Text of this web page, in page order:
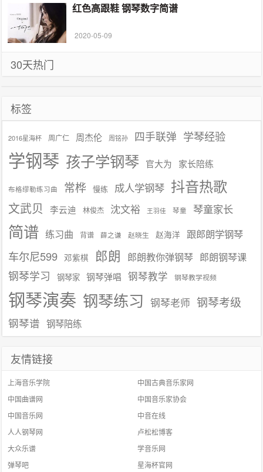
红色高跟鞋 钢琴数字简谱
2020-05-09
30天热门
标签
2016星海杯 周广仁 周杰伦 周铭孙 四手联弹 学琴经验
学钢琴 孩子学钢琴 官大为 家长陪练
布格缪勒练习曲 常桦 慢练 成人学钢琴 抖音热歌
文武贝 李云迪 林俊杰 沈文裕 王羽佳 琴童 琴童家长
简谱 练习曲 背谱 薛之谦 赵晓生 赵海洋 跟郎朗学钢琴
车尔尼599 邓紫棋 郎朗 郎朗教你弹钢琴 郎朗钢琴课
钢琴学习 钢琴家 钢琴弹唱 钢琴教学 钢琴教学视频
钢琴演奏 钢琴练习 钢琴老师 钢琴考级
钢琴谱 钢琴陪练
友情链接
上海音乐学院
中国古典音乐家网
中国曲谱网
中国音乐家协会
中国音乐网
中音在线
人人钢琴网
卢松松博客
大众乐谱
学音乐网
弹琴吧
星海杯官网